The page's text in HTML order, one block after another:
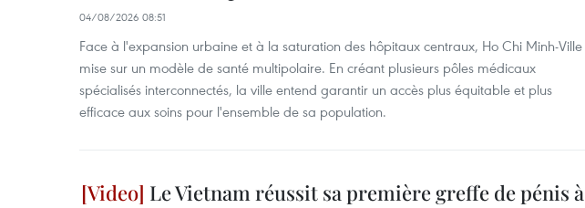
04/08/2026 08:51
Face à l'expansion urbaine et à la saturation des hôpitaux centraux, Ho Chi Minh-Ville
mise sur un modèle de santé multipolaire. En créant plusieurs pôles médicaux
spécialisés interconnectés, la ville entend garantir un accès plus équitable et plus
efficace aux soins pour l'ensemble de sa population.
Le Vietnam réussit sa première greffe de pénis à